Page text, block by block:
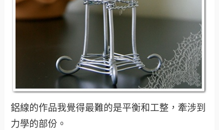
鋁線的作品我覺得最難的是平衡和工整，牽涉到
力學的部份。